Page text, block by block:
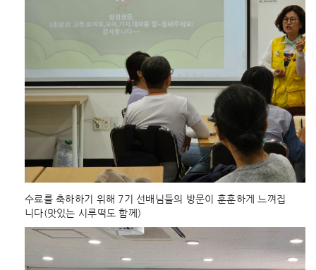
수료를 축하하기 위해 7기 선배님들의 방문이 훈훈하게 느껴집
니다(맛있는 시루떡도 함께)